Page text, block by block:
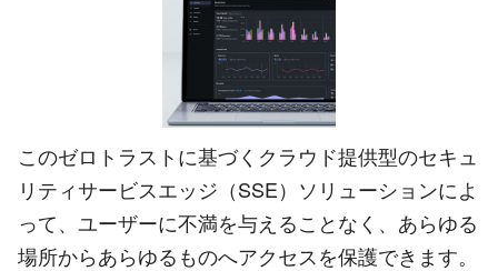
このゼロトラストに基づくクラウド提供型のセキュ
リティサービスエッジ（SSE）ソリューションによ
って、ユーザーに不満を与えることなく、あらゆる
場所からあらゆるものへアクセスを保護できます。